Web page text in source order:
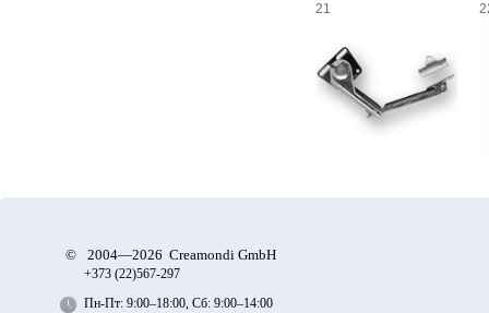
21
© 2004—2026 Creamondi GmbH
+373 (22)567-297
Пн-Пт: 9:00–18:00, Сб: 9:00–14:00